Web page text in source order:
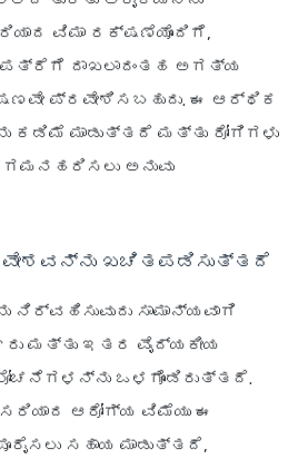
ವಿಮಾ ರಕ್ಷಣೆಯೊಂದಿಗೆ,
ದಾಖಲಾದಂತಹ ಅಗತ್ಯ
ಪ್ರವೇಶಿಸಬಹುದು. ಈ ಆರ್ಥಿಕ
ಕಡಿಮೆ ಮಾಡುತ್ತದೆ ಮತ್ತು ರೋಗಿಗಳು
ಅನುವು
ಖಚಿತಪಡಿಸುತ್ತದೆ
ನಿರ್ವಹಿಸುವುದು ಸಾಮಾನ್ಯವಾಗಿ
ಮತ್ತು ಇತರ ವೈದ್ಯಕೀಯ
ಒಳಗೊಂಡಿರುತ್ತದೆ.
ಆರೋಗ್ಯ ವಿಮೆಯು ಈ
ಸಹಾಯ ಮಾಡುತ್ತದೆ,